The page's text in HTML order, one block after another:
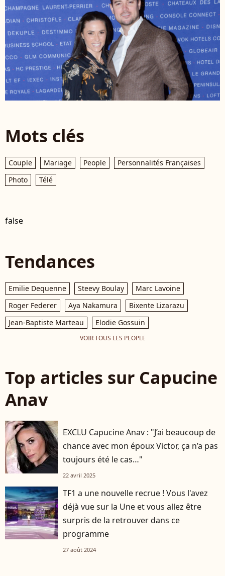
Mots clés
Couple Mariage People
Personnalités Françaises
Photo
Télé
false
Tendances
Emilie Dequenne Steevy Boulay
Marc Lavoine
Roger Federer
Aya Nakamura
Bixente Lizarazu
Jean-Baptiste Marteau
Elodie Gossuin
VOIR TOUS LES PEOPLE
Top articles sur Capucine
Anav
EXCLU Capucine Anav : "J’ai beaucoup de
chance avec mon époux Victor, ça n’a pas
toujours été le cas…"
22 avril 2025
TF1 a une nouvelle recrue ! Vous l'avez
déjà vue sur la Une et vous allez être
surpris de la retrouver dans ce
programme
27 août 2024